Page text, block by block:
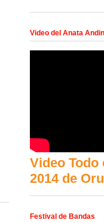
Video del Anata
Video Todo
2014 de
Festival de Bandas